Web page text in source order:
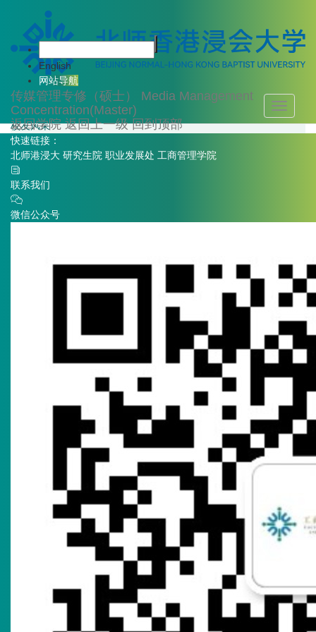
传媒管理专修（硕士）
Media Management
Concentration(Master)
返回学院 返回上一级 回到顶部
English
网站导航
Toggle
专业简介
课程设置
师资队伍
招生信息
学科动态
校友风采
快速链接：
北师港浸大 研究生院 职业发展处 工商管理学院
联系我们
微信公众号